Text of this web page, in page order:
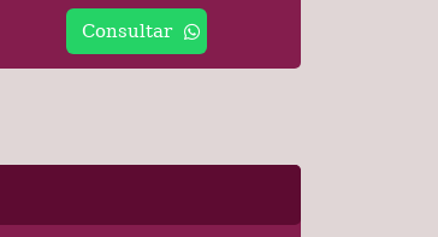
Consultar